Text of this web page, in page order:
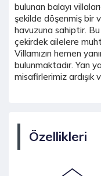
bulunan balayı
şekilde döşenmiş bir
havuzuna sahiptir.
çekirdek ailelere
Villamızın hemen
bulunmaktadır. Yan
misafirlerimiz ardışık
Özellikleri